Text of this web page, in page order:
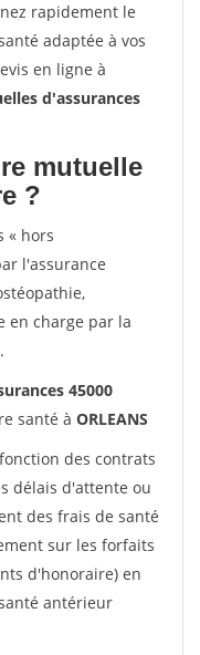
rapidement le
adaptée à vos
en ligne à
d'assurances
mutuelle
?
« hors
l'assurance
en charge par la
.
45000
santé à ORLEANS
des contrats
délais d'attente ou
des frais de santé
sur les forfaits
d'honoraire) en
antérieur